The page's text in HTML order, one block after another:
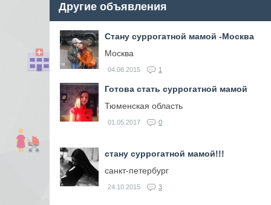
Другие объявления
Стану суррогатной мамой -Москва
Москва
04.08.2015 1
Готова стать суррогатной мамой
Тюменская область
01.05.2017 0
стану суррогатной мамой!!!
cанкт-петербург
24.10.2015 3